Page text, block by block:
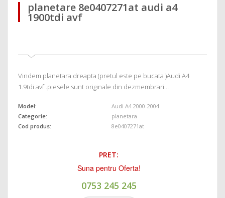
planetare 8e0407271at audi a4
1900tdi avf
Vindem planetara dreapta (pretul este pe bucata )Audi A4
1.9tdi avf .piesele sunt originale din dezmembrari…
Model:
Categorie:
Cod produs:
Audi A4 2000-2004
planetara
8e0407271at
PRET:
Suna pentru Oferta!
0753 245 245